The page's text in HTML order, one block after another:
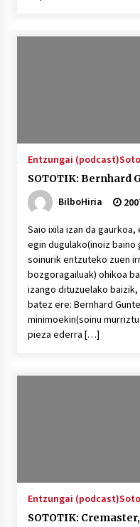
Entzungai (podcast)
SOTOTIK: Bernhard
BilboHiria
Saio ixila izan da
egin dugulako(inoiz
soinurik entzuteko zuen
bozgoragailuak) ohikoa
izango dituzuelako
batez ere: Bernhard
minimoekin(soinu
pieza ederra […]
Entzungai (podcast)
SOTOTIK: